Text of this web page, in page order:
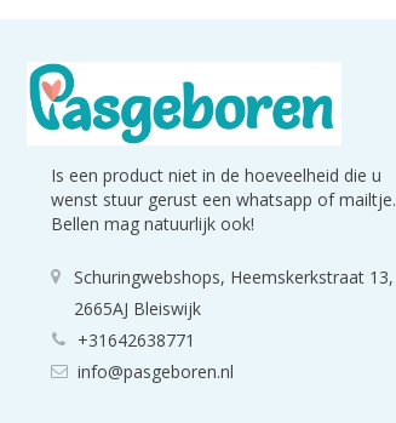
Is een product niet in de hoeveelheid die u
wenst stuur gerust een whatsapp of mailtje.
Bellen mag natuurlijk ook!
Schuringwebshops, Heemskerkstraat 13,
2665AJ Bleiswijk
+31642638771
info@pasgeboren.nl